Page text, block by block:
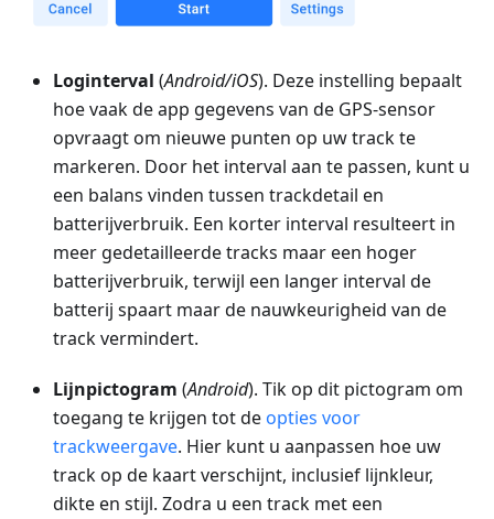
Loginterval (Android/iOS). Deze instelling bepaalt
hoe vaak de app gegevens van de GPS-sensor
opvraagt om nieuwe punten op uw track te
markeren. Door het interval aan te passen, kunt u
een balans vinden tussen trackdetail en
batterijverbruik. Een korter interval resulteert in
meer gedetailleerde tracks maar een hoger
batterijverbruik, terwijl een langer interval de
batterij spaart maar de nauwkeurigheid van de
track vermindert.
Lijnpictogram (Android). Tik op dit pictogram om
toegang te krijgen tot de opties voor
trackweergave. Hier kunt u aanpassen hoe uw
track op de kaart verschijnt, inclusief lijnkleur,
dikte en stijl. Zodra u een track met een